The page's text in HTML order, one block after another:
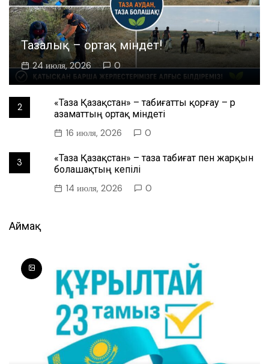
Тазалық – ортақ міндет!
24 июля, 2026 0
2
«Таза Қазақстан» – табиғатты қорғау – әр
азаматтың ортақ міндеті
16 июля, 2026 0
3
«Таза Қазақстан» – таза табиғат пен жарқын
болашақтың кепілі
14 июля, 2026 0
Аймақ